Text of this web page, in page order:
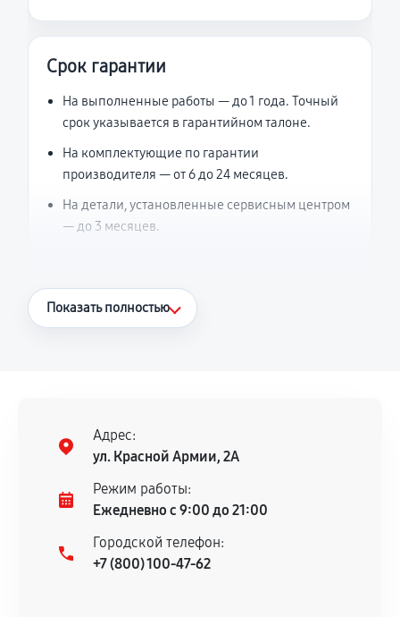
Срок гарантии
На выполненные работы — до 1 года. Точный
срок указывается в гарантийном талоне.
На комплектующие по гарантии
производителя — от 6 до 24 месяцев.
На детали, установленные сервисным центром
— до 3 месяцев.
Что считается гарантийным случаем
нормальной эксплуатации в течение
гарантийного срока.
Несоответствие комплектующей заявленным
техническим характеристикам.
Документы для подтверждения
Показать полностью
Адрес:
ул. Красной Армии, 2А
Режим работы:
Ежедневно с 9:00 до 21:00
Городской телефон:
+7 (800) 100-47-62